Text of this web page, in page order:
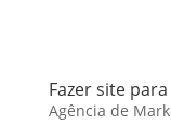
Fazer site
Agência de